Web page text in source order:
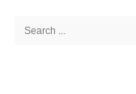
Search